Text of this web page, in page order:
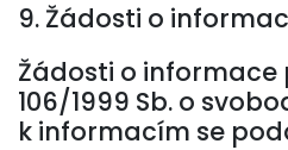
9. Žádosti o
Žádosti o informace
106/1999 Sb. o
k informacím se